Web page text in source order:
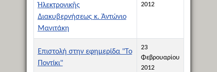
Ἡλεκτρονικῆς
Διακυβερνήσεως κ. Ἀντώνιο
Μανιτάκη
2012
Επιστολή στην εφημερίδα "Το
Ποντίκι"
23
Φεβρουαρίου
2012